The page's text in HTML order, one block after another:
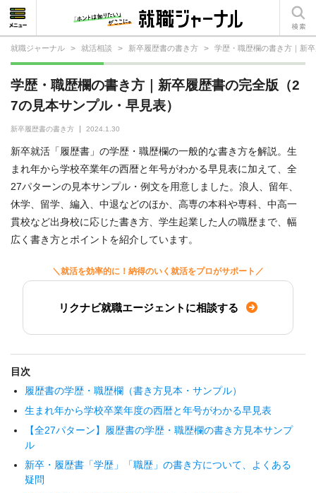
就職ジャーナル > 就活相談 > 新卒履歴書の書き方 > 学歴・職歴欄の書き方｜新
学歴・職歴欄の書き方｜新卒履歴書の完全版（2
7の見本サンプル・早見表）
新卒履歴書の書き方 2024.1.30
新卒就活「履歴書」の学歴・職歴欄の一般的な書き方を解説。生
まれ年から学校卒業年の西暦と年号がわかる早見表に加えて、全
27パターンの見本サンプル・例文を用意しました。浪人、留年、
休学、留学、編入、中退などのほか、高専の本科や専科、中高一
貫校など出身校に応じた書き方、学生起業した人の職歴まで、幅
広く書き方とポイントを紹介しています。
＼就活を効率的に！納得のいく就活をプロがサポート／
リクナビ就職エージェントに相談する
目次
履歴書の学歴・職歴欄（書き方見本・サンプル）
生まれ年から学校卒業年度の西暦と年号がわかる早見表
【全27パターン】履歴書の学歴・職歴欄の書き方見本サンプ
ル
新卒・履歴書「学歴」「職歴」の書き方について、よくある
疑問
就活相談
就活ノウハウ
仕事の選び方・ヒント
仕事とは？
就活コラム